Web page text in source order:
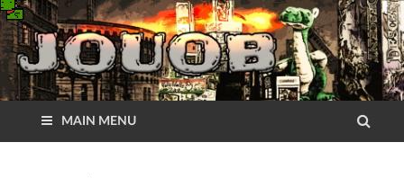
MAIN MENU